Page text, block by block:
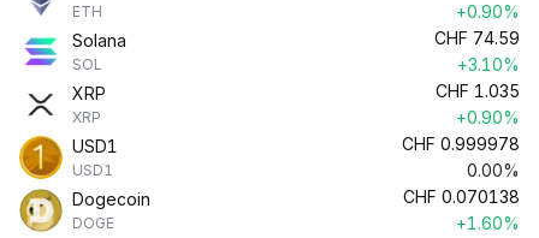
ETH
+0.90%
Solana
SOL
CHF 74.59
+3.10%
XRP
XRP
CHF 1.035
+0.90%
USD1
USD1
CHF 0.999978
0.00%
Dogecoin
DOGE
CHF 0.070138
+1.60%